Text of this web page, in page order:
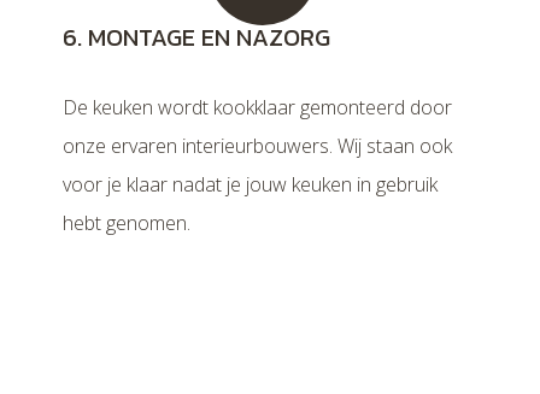
6. MONTAGE EN NAZORG
De keuken wordt kookklaar gemonteerd door
onze ervaren interieurbouwers. Wij staan ook
voor je klaar nadat je jouw keuken in gebruik
hebt genomen.